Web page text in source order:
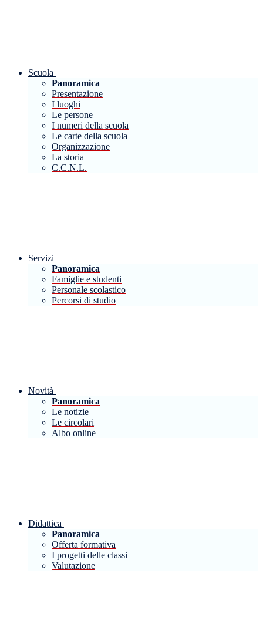
Scuola
Panoramica
Presentazione
I luoghi
Le persone
I numeri della scuola
Le carte della scuola
Organizzazione
La storia
C.C.N.L.
Servizi
Panoramica
Famiglie e studenti
Personale scolastico
Percorsi di studio
Novità
Panoramica
Le notizie
Le circolari
Albo online
Didattica
Panoramica
Offerta formativa
I progetti delle classi
Valutazione